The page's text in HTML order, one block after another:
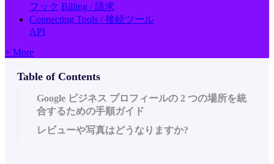
フック Billing / 請求
Connecting Tools / 接続ツール
API
+ More
Table of Contents
Google ビジネス プロフィールの 2 つの場所を統
合するための手順ガイド
レビューや写真はどうなりますか?